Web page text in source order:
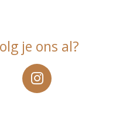
je ons al?
I
n